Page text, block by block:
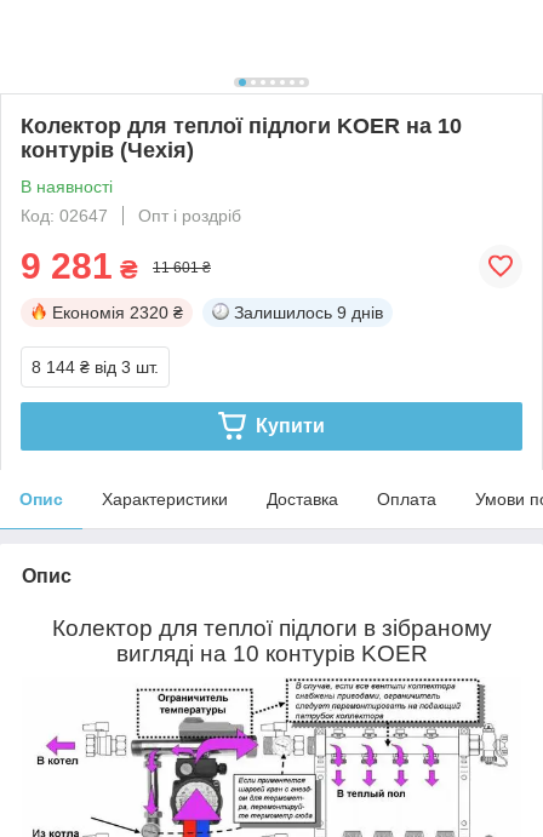
Колектор для теплої підлоги KOER на 10
контурів (Чехія)
В наявності
Код: 02647
Опт і роздріб
9 281 ₴ 11 601 ₴
Економія 2320 ₴ Залишилось 9 днів
8 144 ₴ від 3 шт.
Купити
Опис Характеристики Доставка Оплата Умови
Опис
Колектор для теплої підлоги в зібраному
вигляді на 10 контурів KOER